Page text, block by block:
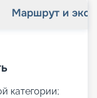
Маршрут и
категории;